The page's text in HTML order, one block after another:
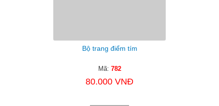
Bộ trang điểm tím
Mã: 782
80.000 VNĐ